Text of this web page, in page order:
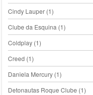
Cindy Lauper(1)
Clube da Esquina (1)
Coldplay(1)
Creed (1)
Daniela Mercury(1)
Detonautas Roque Clube (1)